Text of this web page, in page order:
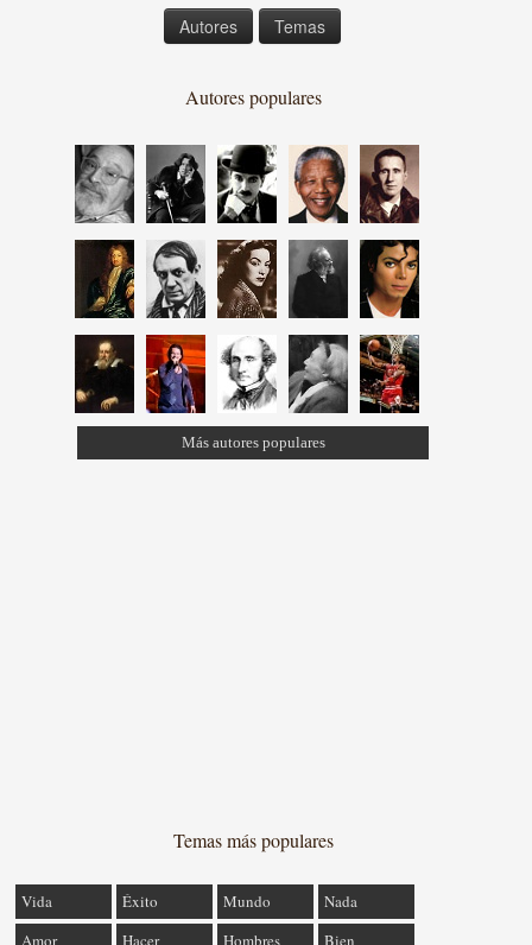
Autores Temas
Autores populares
Más autores populares
Temas más populares
Vida Éxito Mundo
Nada
Amor
Hacer Hombres Bien